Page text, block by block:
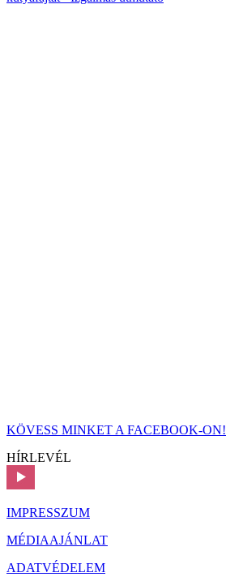
KÖVESS MINKET A FACEBOOK-ON!
HÍRLEVÉL
IMPRESSZUM
MÉDIAAJÁNLAT
ADATVÉDELEM